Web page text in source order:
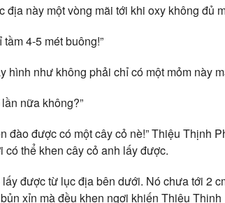
địa này một vòng mãi tới khi oxy không đủ
4-5 mét buông!”
hình như không phải chỉ có một mỏm này
nữa không?”
đào được có một cây cỏ nè!” Thiệu Thịnh
thể khen cây cỏ anh lấy được.
được từ lục địa bên dưới. Nó chưa tới 2
xỉn mà đều khen ngợi khiến Thiệu